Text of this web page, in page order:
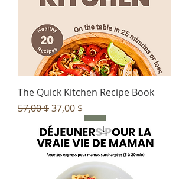
The Quick Kitchen Recipe Book
Prix original
57,00 $Prix promotionnel
37,00 $